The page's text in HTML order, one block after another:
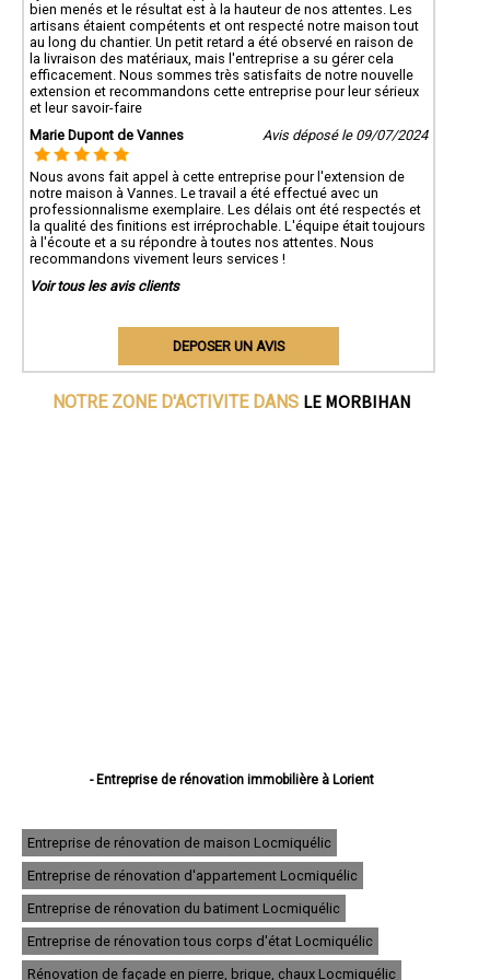
bien menés et le résultat est à la hauteur de nos attentes. Les
artisans étaient compétents et ont respecté notre maison tout
au long du chantier. Un petit retard a été observé en raison de
la livraison des matériaux, mais l'entreprise a su gérer cela
efficacement. Nous sommes très satisfaits de notre nouvelle
extension et recommandons cette entreprise pour leur sérieux
et leur savoir-faire
Marie Dupont de Vannes
Avis déposé le 09/07/2024
Nous avons fait appel à cette entreprise pour l'extension de
notre maison à Vannes. Le travail a été effectué avec un
professionnalisme exemplaire. Les délais ont été respectés et
la qualité des finitions est irréprochable. L'équipe était toujours
à l'écoute et a su répondre à toutes nos attentes. Nous
recommandons vivement leurs services !
Voir tous les avis clients
DEPOSER UN AVIS
NOTRE ZONE D'ACTIVITE DANS LE MORBIHAN
- Entreprise de rénovation immobilière à Lorient
- Entreprise de rénovation immobilière à Ploemeur
- Entreprise de rénovation immobilière à Hennebont
- Entreprise de rénovation immobilière à Pontivy
- Entreprise de rénovation immobilière à Auray
- Entreprise de rénovation immobilière à Guidel
- Entreprise de rénovation immobilière à Saint-Avé
- Entreprise de rénovation immobilière à Quéven
- Entreprise de rénovation immobilière à Ploërmel
Entreprise de rénovation de maison Locmiquélic
Entreprise de rénovation d'appartement Locmiquélic
Entreprise de rénovation du batiment Locmiquélic
Entreprise de rénovation tous corps d'état Locmiquélic
Rénovation de façade en pierre, brique, chaux Locmiquélic